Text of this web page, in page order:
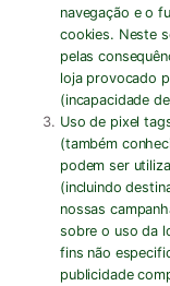
navegação e o
cookies. Neste
pelas
loja provocado
(incapacidade
Uso de pixel
(também
podem ser
(incluindo
nossas
sobre o uso da
fins não
publicidade